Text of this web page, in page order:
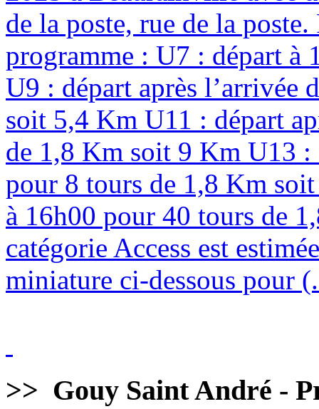
de la poste, rue de la
programme : U7 : départ à
U9 : départ après l’arrivée
soit 5,4 Km U11 : départ
de 1,8 Km soit 9 Km U13 :
pour 8 tours de 1,8 Km
à 16h00 pour 40 tours de
catégorie Access est
miniature ci-dessous pour
>> Gouy Saint André -